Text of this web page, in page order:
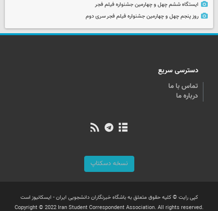
ایستگاه ششم چهل و چهارمین جشنواره فیلم فجر
روز پنجم چهل و چهارمین جشنواره فیلم فجر سری دوم
دسترسی سریع
تماس با ما
درباره ما
نسخه دسکتاپ
کپی رایت © کلیه حقوق متعلق به باشگاه خبرنگاران دانشجویی ایران - ایسکانیوز است
Copyright © 2022 Iran Student Correspondent Association. All rights reserved.